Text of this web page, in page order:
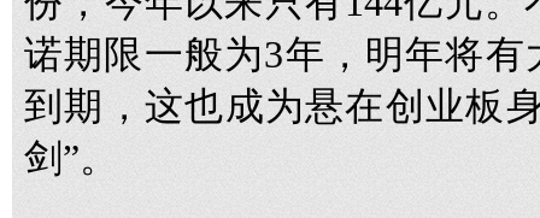
诺期限一般为3年，明年将
到期，这也成为悬在创业板
剑”。